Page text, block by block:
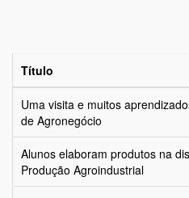
Título
Uma visita e muitos
de Agronegócio
Alunos elaboram produtos na
Produção Agroindustrial